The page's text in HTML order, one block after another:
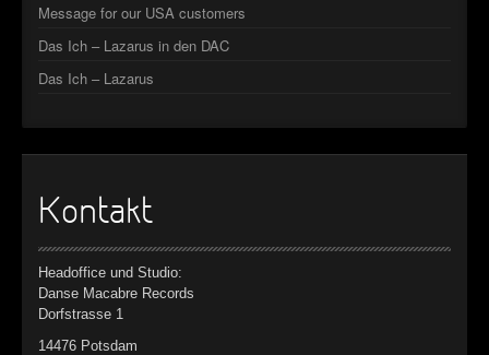
Message for our USA customers
Das Ich – Lazarus in den DAC
Das Ich – Lazarus
Kontakt
Headoffice und Studio:
Danse Macabre Records
Dorfstrasse 1
14476 Potsdam